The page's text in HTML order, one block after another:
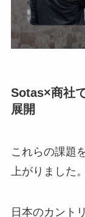
Sotas×商社
展開
これらの課題
上がりました。
日本のカント